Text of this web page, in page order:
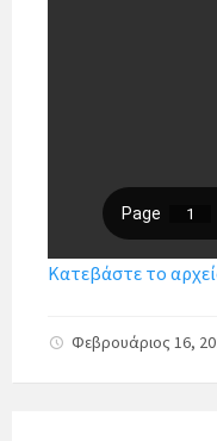
Κατεβάστε το
Φεβρουάριος 16,